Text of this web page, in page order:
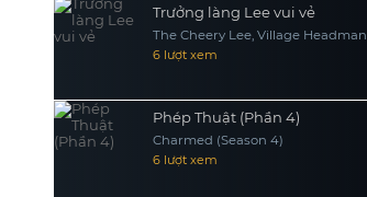
Trưởng làng Lee vui vẻ
The Cheery Lee, Village Headman
6 lượt xem
Phép Thuật (Phần 4)
Charmed (Season 4)
6 lượt xem